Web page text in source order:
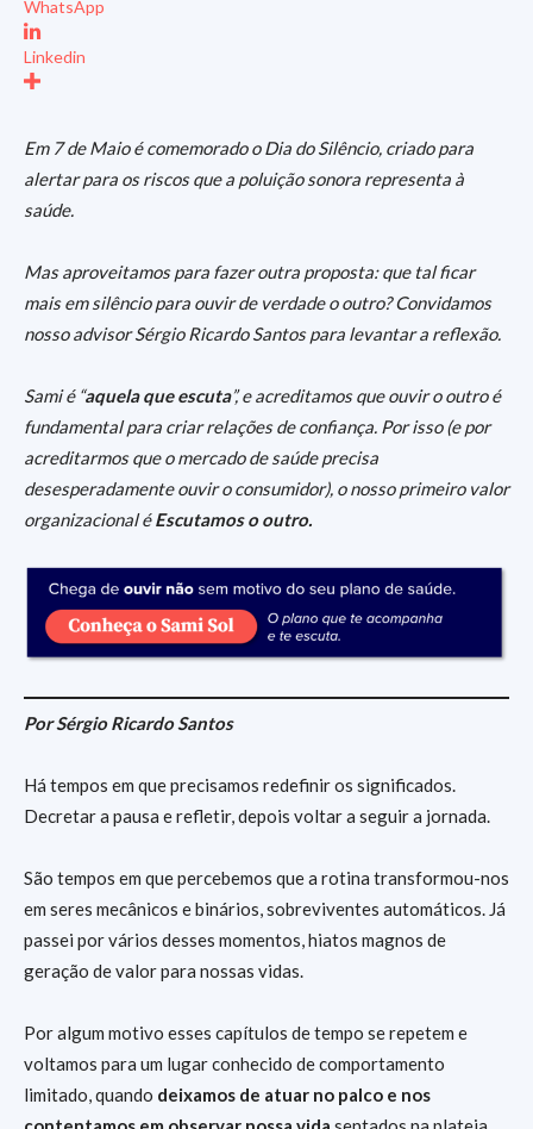
WhatsApp
Linkedin
Em 7 de Maio é comemorado o Dia do Silêncio, criado para
alertar para os riscos que a poluição sonora representa à
saúde.
Mas aproveitamos para fazer outra proposta: que tal ficar
mais em silêncio para ouvir de verdade o outro? Convidamos
nosso advisor Sérgio Ricardo Santos para levantar a reflexão.
Sami é “aquela que escuta”, e acreditamos que ouvir o outro é
fundamental para criar relações de confiança. Por isso (e por
acreditarmos que o mercado de saúde precisa
desesperadamente ouvir o consumidor), o nosso primeiro valor
organizacional éEscutamos o outro.
Por Sérgio Ricardo Santos
Há tempos em que precisamos redefinir os significados.
Decretar a pausa e refletir, depois voltar a seguir a jornada.
São tempos em que percebemos que a rotina transformou-nos
em seres mecânicos e binários, sobreviventes automáticos. Já
passei por vários desses momentos, hiatos magnos de
geração de valor para nossas vidas.
Por algum motivo esses capítulos de tempo se repetem e
voltamos para um lugar conhecido de comportamento
limitado, quando deixamos de atuar no palco e nos